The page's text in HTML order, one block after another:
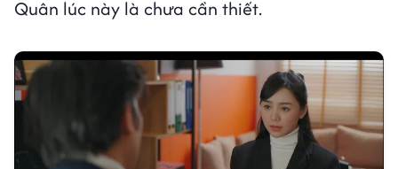
Quân lúc này là chưa cần thiết.